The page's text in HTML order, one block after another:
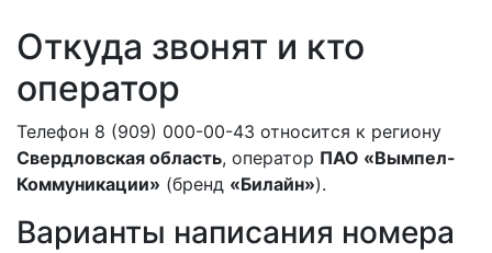
Откуда звонят и кто
оператор
Телефон 8 (909) 000-00-43 относится к региону
Свердловская область, оператор ПАО «Вымпел-
Коммуникации» (бренд «Билайн»).
Варианты написания номера